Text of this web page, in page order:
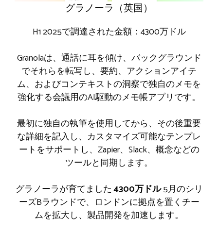
グラノーラ（英国）
H1 2025で調達された金額：4300万ドル
Granolaは、通話に耳を傾け、バックグラウンド
でそれらを転写し、要約、アクションアイテ
ム、およびコンテキストの洞察で独自のメモを
強化する会議用のAI駆動のメモ帳アプリです。
最初に独自の執筆を使用してから、その後重要
な詳細を記入し、カスタマイズ可能なテンプレ
ートをサポートし、Zapier、Slack、概念などの
ツールと同期します。
グラノーラが育てました4300万ドル5月のシリ
ーズBラウンドで、ロンドンに拠点を置くチー
ムを拡大し、製品開発を加速します。